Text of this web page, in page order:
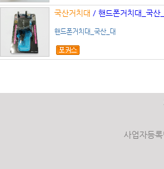
국산거치대 / 핸드폰거치대_국산
핸드폰거치대_국산_대
사업자등